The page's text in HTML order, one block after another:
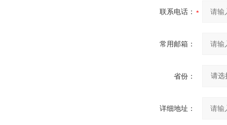
联系电话：
常用邮箱：
省份：
详细地址：